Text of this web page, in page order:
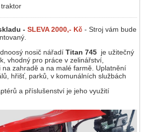
- SLEVA 2000,- Kč - Stroj vám bude
nosič nářadí Titan 745 je užitečný
vhodný pro práce v zelinářství,
zahradě a na malé farmě. Uplatnění
hřišť, parků, v komunálních službách
a příslušenství je jeho využití